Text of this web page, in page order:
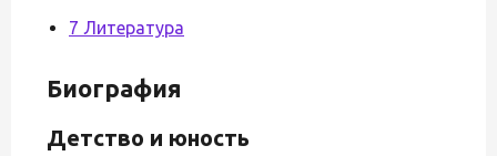
7 Литература
Биография
Детство и юность